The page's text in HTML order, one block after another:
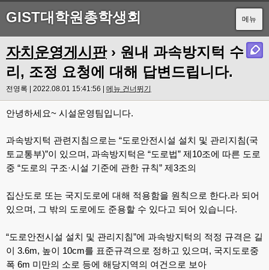
GIST대학원총학생회 메뉴
자치운영게시판› 원내 과속방지턱 수
리, 조정 요청에 대해 답변드립니다.
전영록 | 2022.08.01 15:41:56 | 메뉴 건너뛰기
안녕하세요~ 시설운영팀입니다.
과속방지턱 관련지침으로는 “도로안전시설 설치 및 관리지침(국
토교통부)”이 있으며 , 과속방지턱은 “도로법” 제 10조에 따른 도로
중 “도로의 구조·시설 기준에 관한 규칙” 제 3조의
집산도로 또는 국지도로에 대해 적용함을 원칙으로 한다.라 되어
있으며 , 그 밖의 도로에도 준용할 수 있다고 되어 있습니다.
“도로안전시설 설치 및 관리지침”에 과속방지턱의 적정 규격은 길
이 3.6m, 높이 10cm를 표준규격으로 정하고 있으며 , 국지도로중
폭 6m 미만의 소로 등에 해당지역의 여건으로 보아